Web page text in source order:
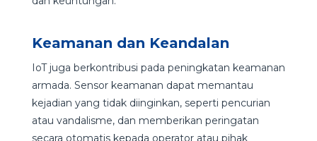
Keamanan dan Keandalan
IoT juga berkontribusi pada peningkatan keamanan
armada. Sensor keamanan dapat memantau
kejadian yang tidak diinginkan, seperti pencurian
atau vandalisme, dan memberikan peringatan
secara otomatis kepada operator atau pihak